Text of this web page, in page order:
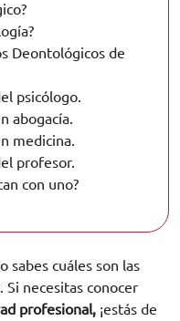
Deontológicos de
psicólogo.
abogacía.
medicina.
profesor.
con uno?
sabes cuáles son las
Si necesitas conocer
profesional, ¡estás de